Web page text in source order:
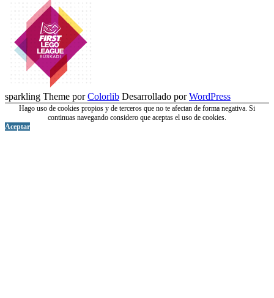
sparkling Theme porColorlib Desarrollado porWordPress
Hago uso de cookies propios y de terceros que no te afectan de forma negativa. Si
continuas navegando considero que aceptas el uso de cookies.
Aceptar